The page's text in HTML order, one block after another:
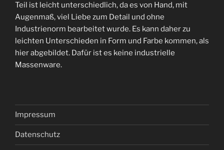
Teil ist leicht unterschiedlich, da es von Hand, mit
Augenmaß, viel Liebe zum Detail und ohne
Industrienorm bearbeitet wurde. Es kann daher zu
leichten Unterschieden in Form und Farbe kommen, als
hier abgebildet. Dafür ist es keine industrielle
Massenware.
Impressum
Datenschutz